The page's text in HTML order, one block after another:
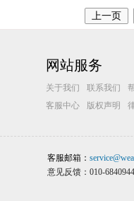
上一页
网站服务
关于我们 联系我们
客服中心
版权声明
客服邮箱：
意见反馈：010-